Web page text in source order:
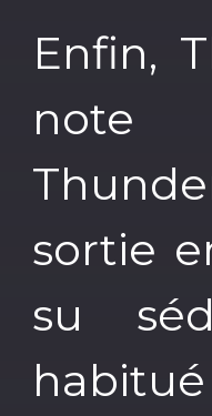
Enfin,
note
sortie
su